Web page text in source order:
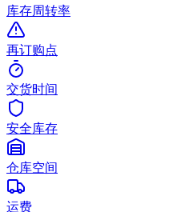
库存周转率
再订购点
交货时间
安全库存
仓库空间
运费